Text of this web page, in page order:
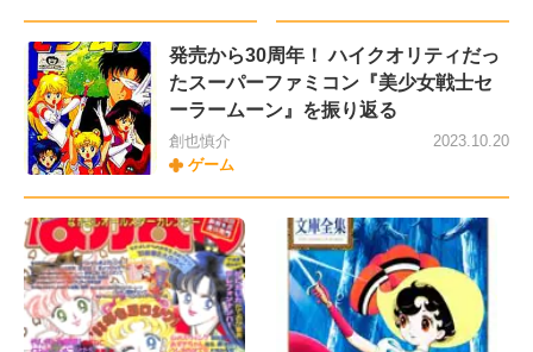
発売から30周年！ ハイクオリティだっ
たスーパーファミコン『美少女戦士セ
ーラームーン』を振り返る
創也慎介
ゲーム
2023.10.20